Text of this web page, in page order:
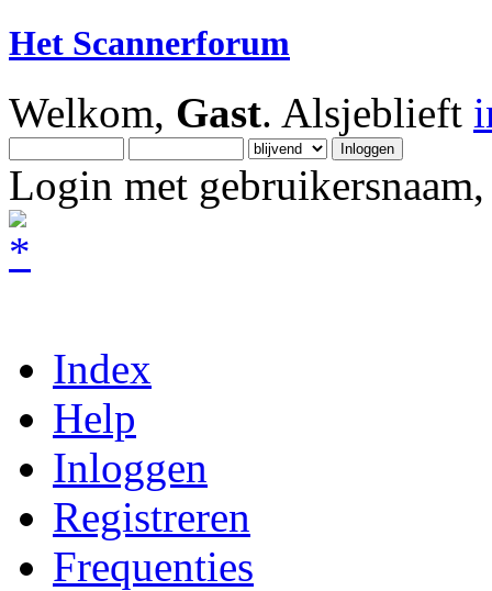
Het Scannerforum
Welkom, Gast. Alsjeblieft
Login met
Index
Help
Inloggen
Registreren
Frequenties